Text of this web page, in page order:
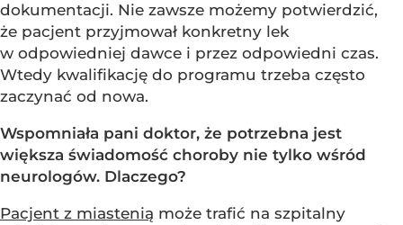
dokumentacji. Nie zawsze możemy potwierdzić,
że pacjent przyjmował konkretny lek
w odpowiedniej dawce i przez odpowiedni czas.
Wtedy kwalifikację do programu trzeba często
zaczynać od nowa.
Wspomniała pani doktor, że potrzebna jest
większa świadomość choroby nie tylko wśród
neurologów. Dlaczego?
Pacjent z miastenią może trafić na szpitalny